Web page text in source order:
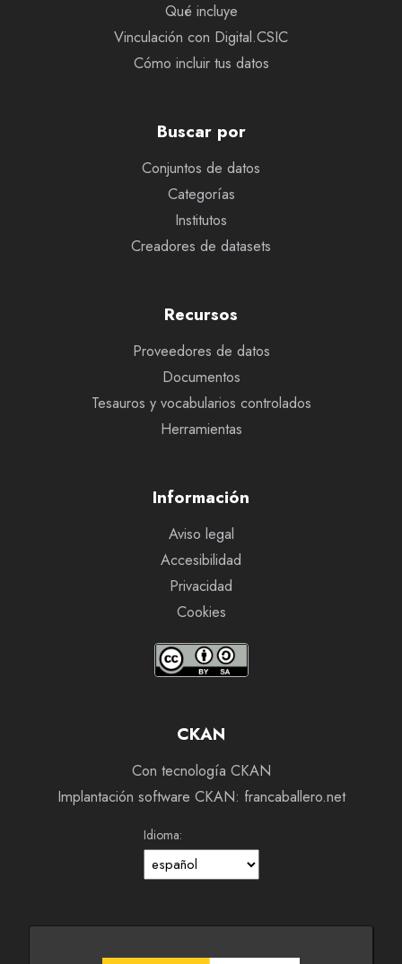
Qué incluye
Vinculación con Digital.CSIC
Cómo incluir tus datos
Buscar por
Conjuntos de datos
Categorías
Institutos
Creadores de datasets
Recursos
Proveedores de datos
Documentos
Tesauros y vocabularios controlados
Herramientas
Información
Aviso legal
Accesibilidad
Privacidad
Cookies
CKAN
Con tecnología CKAN
Implantación software CKAN: francaballero.net
Idioma